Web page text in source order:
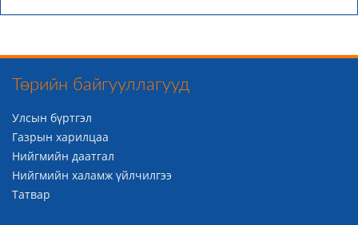
Төрийн байгууллагууд
Улсын бүртгэл
Газрын харилцаа
Нийгмийн даатгал
Нийгмийн халамж үйлчилгээ
Татвар